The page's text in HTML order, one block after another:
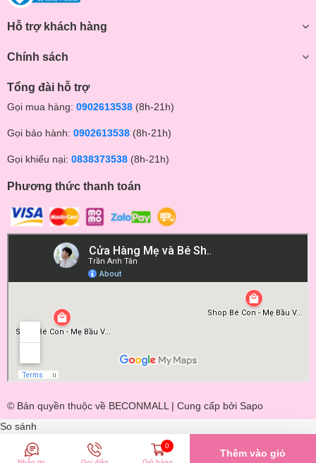
Hỗ trợ khách hàng
Chính sách
Tổng đài hỗ trợ
Gọi mua hàng: 0902613538 (8h-21h)
Gọi bảo hành: 0902613538 (8h-21h)
Gọi khiếu nại: 0838373538 (8h-21h)
Phương thức thanh toán
© Bản quyền thuộc về BECONMALL | Cung cấp bởi Sapo
So sánh
0
Thêm vào giỏ